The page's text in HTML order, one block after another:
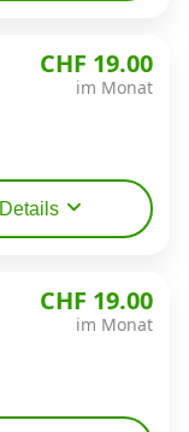
CHF 19.00
im Monat
Details
CHF 19.00
im Monat